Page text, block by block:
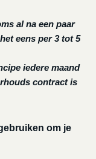
al na een paar
eens per 3 tot 5
iedere maand
contract is
om je